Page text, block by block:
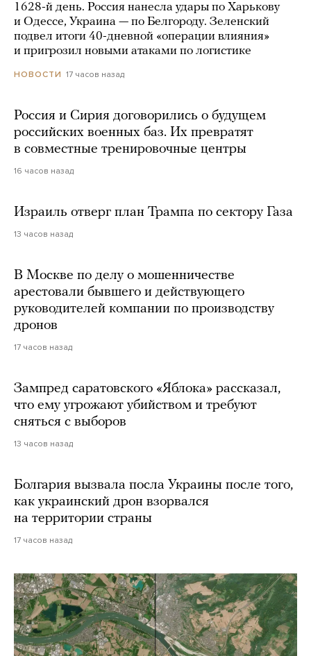
1628-й день. Россия нанесла удары по Харькову
и Одессе, Украина — по Белгороду. Зеленский
подвел итоги 40-дневной «операции влияния»
и пригрозил новыми атаками по логистике
НОВОСТИ 17 часов назад
Россия и Сирия договорились о будущем
российских военных баз. Их превратят
в совместные тренировочные центры
16 часов назад
Израиль отверг план Трампа по сектору Газа
13 часов назад
В Москве по делу о мошенничестве
арестовали бывшего и действующего
руководителей компании по производству
дронов
17 часов назад
Зампред саратовского «Яблока» рассказал,
что ему угрожают убийством и требуют
сняться с выборов
13 часов назад
Болгария вызвала посла Украины после того,
как украинский дрон взорвался
на территории страны
17 часов назад